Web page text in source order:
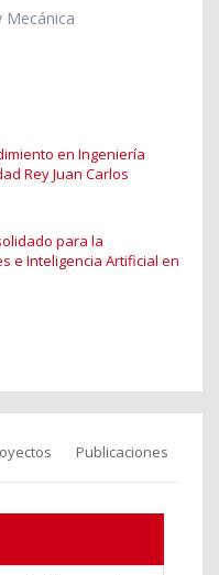
Mecánica
en Ingeniería
Rey Juan Carlos
para la
e Inteligencia Artificial en
Publicaciones